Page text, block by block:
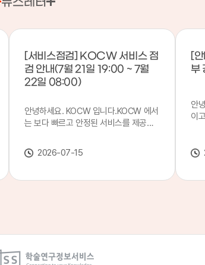
[서비스점검] KOCW 서비스 점
검 안내(7월 21일 19:00 ~ 7월
22일 08:00)
안녕하세요. KOCW 입니다.KOCW 에서
는 보다 빠르고 안정된 서비스를 제공하
합니다.※ 서비스 점검 작업 일시 : 7월 21
일(화) 19:00 ~ 7월 22일(수) 08:00이
서비스가일시 중지될 수 있으니, 이 점 양
2026-07-15
[
부
안
이
스
종
었